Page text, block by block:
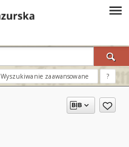
Wyszukiwanie zaawansowane ?